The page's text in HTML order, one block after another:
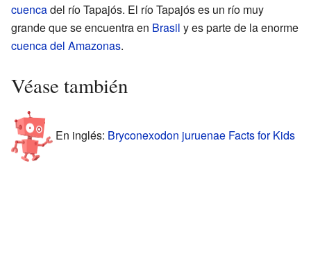
cuencadel río Tapajós. El río Tapajós es un río muy
grande que se encuentra en Brasil y es parte de la enorme
cuenca del Amazonas.
Véase también
En inglés: Bryconexodon juruenae Facts for Kids